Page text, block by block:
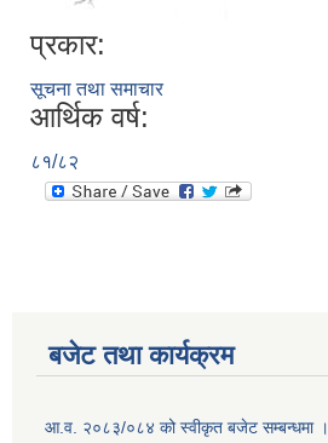
प्रकार:
सूचना तथा समाचार
आर्थिक वर्ष:
८१/८२
बजेट तथा कार्यक्रम
आ.व. २०८३/०८४ को स्वीकृत बजेट सम्बन्धमा ।